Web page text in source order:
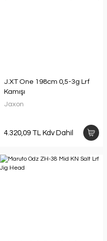
J.XT One 198cm 0,5-3g Lrf
Kamışı
Jaxon
4.320,09 TL Kdv Dahil